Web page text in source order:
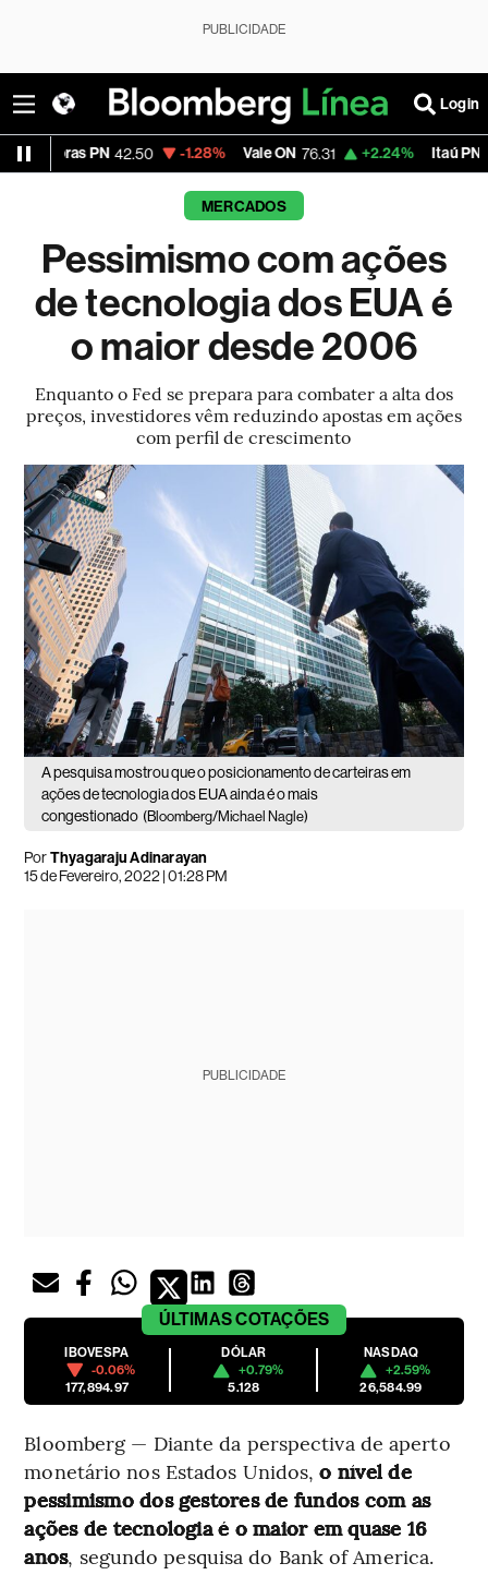
PUBLICIDADE
Login
42.50 -1.28% Vale ON 76.31 +2.24% Itaú PN 42.10
MERCADOS
Pessimismo com ações
de tecnologia dos EUA é
o maior desde 2006
Enquanto o Fed se prepara para combater a alta dos
preços, investidores vêm reduzindo apostas em ações
com perfil de crescimento
A pesquisa mostrou que o posicionamento de carteiras em
ações de tecnologia dos EUA ainda é o mais
congestionado (Bloomberg/Michael Nagle)
PorThyagaraju Adinarayan
15 de Fevereiro, 2022 | 01:28 PM
PUBLICIDADE
ÚLTIMASCOTAÇÕES
IBOVESPA
-0.06%
177,894.97
DÓLAR
+0.79%
5.128
NASDAQ
+2.59%
26,584.99
Bloomberg — Diante da perspectiva de aperto
monetário nos Estados Unidos,o nível de
pessimismo dos gestores de fundos com as
ações de tecnologia é o maior em quase 16
anos, segundo pesquisa do Bank of America.